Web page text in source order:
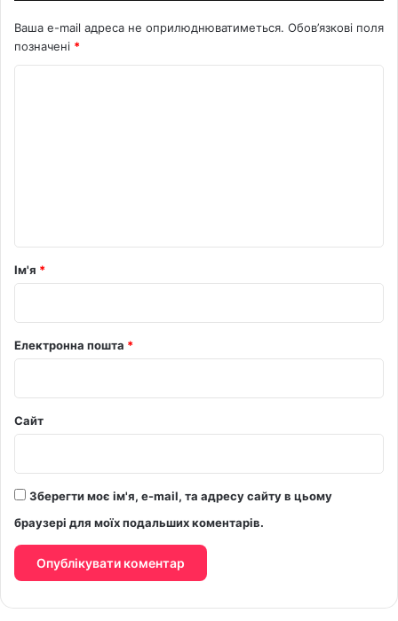
Ваша e-mail адреса не оприлюднюватиметься. Обов’язкові поля
позначені *
р
Ім'я *
Електронна пошта *
Сайт
Зберегти моє ім'я, e-mail, та адресу сайту в цьому
браузері для моїх подальших коментарів.